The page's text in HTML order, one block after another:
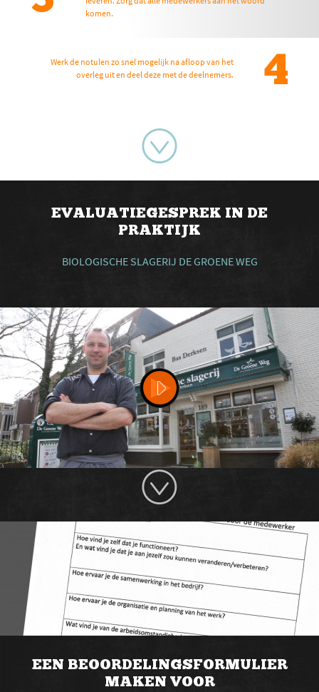
komen.
4
Werk de notulen zo snel mogelijk na afloop van het
overleg uit en deel deze met de deelnemers.
EVALUATIEGESPREK IN DE
PRAKTIJK
BIOLOGISCHE SLAGERIJ DE GROENE WEG
EEN BEOORDELINGSFORMULIER
MAKEN VOOR